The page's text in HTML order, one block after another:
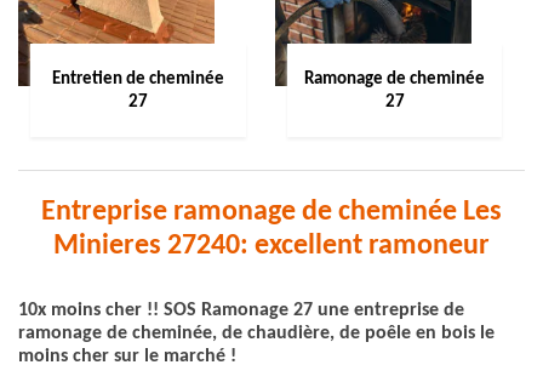
Entretien de cheminée
27
Ramonage de cheminée
27
Entreprise ramonage de cheminée Les
Minieres 27240: excellent ramoneur
10x moins cher !! SOS Ramonage 27 une entreprise de
ramonage de cheminée, de chaudière, de poêle en bois le
moins cher sur le marché !